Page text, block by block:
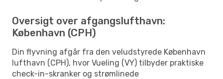
Oversigt over afgangslufthavn:
København (CPH)
Din flyvning afgår fra den veludstyrede København
lufthavn (CPH), hvor Vueling (VY) tilbyder praktiske
check-in-skranker og strømlinede